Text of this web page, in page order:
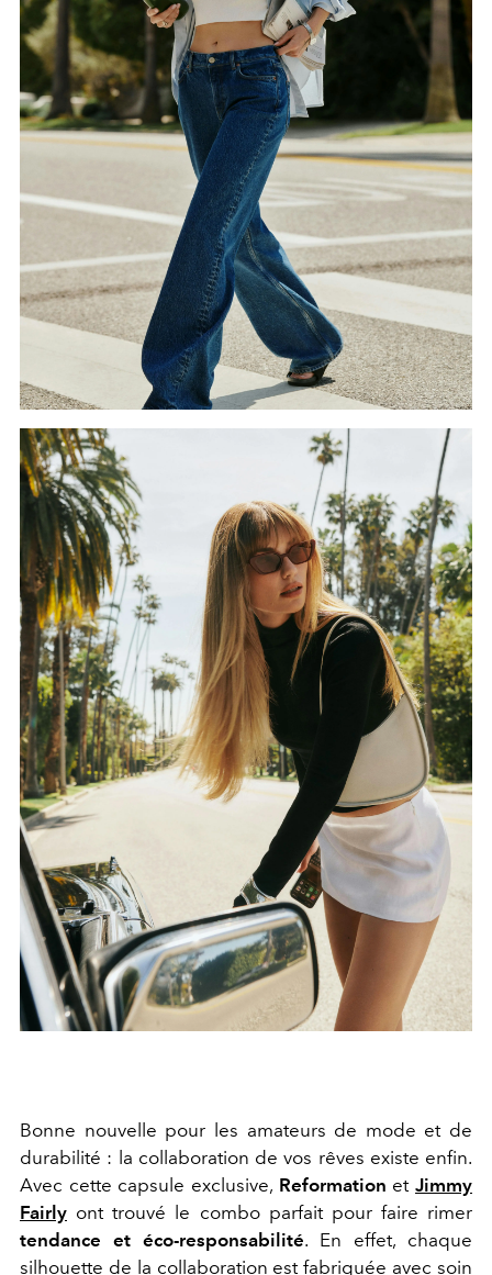
Bonne nouvelle pour les amateurs de mode et de
durabilité : la collaboration de vos rêves existe enfin.
Avec cette capsule exclusive, Reformation etJimmy
Fairly ont trouvé le combo parfait pour faire rimer
tendance et éco-responsabilité. En effet, chaque
silhouette de la collaboration est fabriquée avec soin